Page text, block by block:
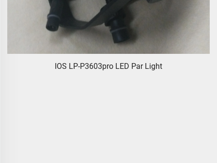
IOS LP-P3603pro LED Par Light